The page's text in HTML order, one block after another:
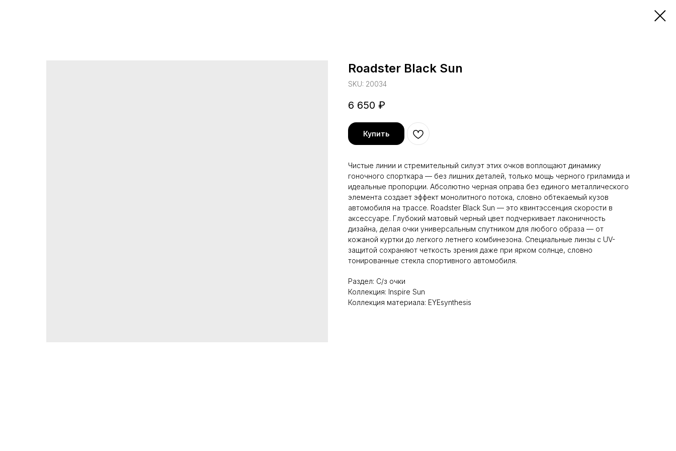
Roadster Black Sun
SKU: 20034
6 650 ₽
Купить
Чистые линии и стремительный силуэт этих очков воплощают динамику
гоночного спорткара — без лишних деталей, только мощь черного гриламида и
идеальные пропорции. Абсолютно черная оправа без единого металлического
элемента создает эффект монолитного потока, словно обтекаемый кузов
автомобиля на трассе. Roadster Black Sun — это квинтэссенция скорости в
аксессуаре. Глубокий матовый черный цвет подчеркивает лаконичность
дизайна, делая очки универсальным спутником для любого образа — от
кожаной куртки до легкого летнего комбинезона. Специальные линзы с UV-
защитой сохраняют четкость зрения даже при ярком солнце, словно
тонированные стекла спортивного автомобиля.
Раздел: С/з очки
Коллекция: Inspire Sun
Коллекция материала: EYEsynthesis